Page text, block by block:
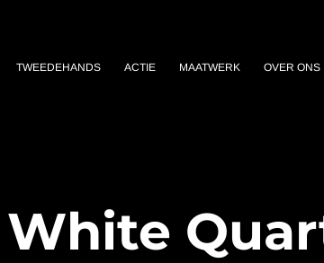
TWEEDEHANDS ACTIE MAATWERK OVER ONS